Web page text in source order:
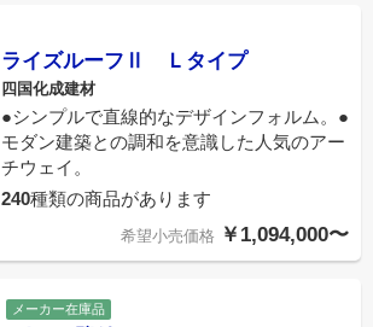
ライズルーフⅡ Ｌタイプ
四国化成建材
●シンプルで直線的なデザインフォルム。●
モダン建築との調和を意識した人気のアー
チウェイ。
240種類の商品があります
希望小売価格 ￥1,094,000〜
メーカー在庫品